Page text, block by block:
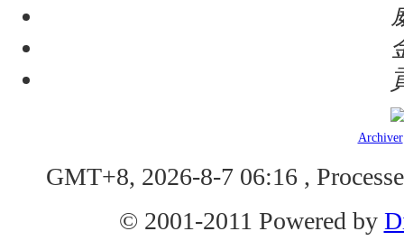
Archiver
GMT+8, 2026-8-7 06:16 ,
© 2001-2011 Powered by